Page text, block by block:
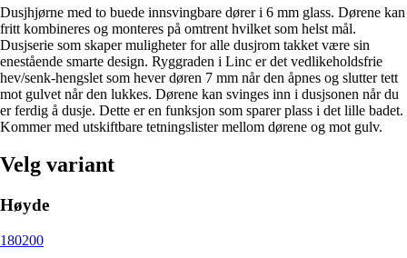
Dusjhjørne med to buede innsvingbare dører i 6 mm glass. Dørene kan
fritt kombineres og monteres på omtrent hvilket som helst mål.
Dusjserie som skaper muligheter for alle dusjrom takket være sin
enestående smarte design. Ryggraden i Linc er det vedlikeholdsfrie
hev/senk-hengslet som hever døren 7 mm når den åpnes og slutter tett
mot gulvet når den lukkes. Dørene kan svinges inn i dusjsonen når du
er ferdig å dusje. Dette er en funksjon som sparer plass i det lille badet.
Kommer med utskiftbare tetningslister mellom dørene og mot gulv.
Velg variant
Høyde
180200